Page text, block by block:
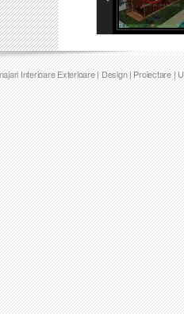
Interioare Exterioare | Design | Proiectare |